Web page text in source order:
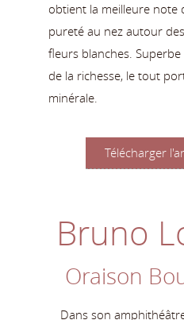
obtient la meilleure note
pureté au nez autour
fleurs blanches.
de la richesse, le tout
minérale.
Télécharger
Bruno
Oraison
Dans son